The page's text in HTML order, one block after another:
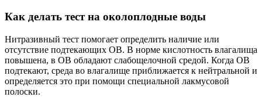
Как делать тест на околоплодные воды
Нитразивный тест помогает определить наличие или
отсутствие подтекающих ОВ. В норме кислотность влагалища
повышена, в ОВ обладают слабощелочной средой. Когда ОВ
подтекают, среда во влагалище приближается к нейтральной и
определяется это при помощи специальной лакмусовой
полоски.